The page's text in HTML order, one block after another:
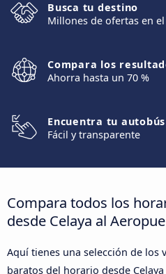
Busca tu destino
Millones de ofertas en
Compara los
Ahorra hasta un 70 %
Encuentra tu
Fácil y transparente
Compara todos los
desde Celaya al
Aquí tienes una selección de los
baratos del horario desde